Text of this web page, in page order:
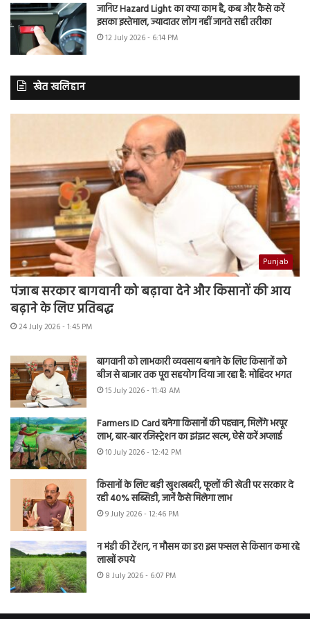
जानिए Hazard Light का क्या काम है, कब और कैसे करें
इसका इस्तेमाल, ज्यादातर लोग नहीं जानते सही तरीका
12 July 2026 - 6:14 PM
खेत खलिहान
Punjab
पंजाब सरकार बागवानी को बढ़ावा देने और किसानों की आय
बढ़ाने के लिए प्रतिबद्ध
24 July 2026 - 1:45 PM
बागवानी को लाभकारी व्यवसाय बनाने के लिए किसानों को
बीज से बाजार तक पूरा सहयोग दिया जा रहा है: मोहिंदर भगत
15 July 2026 - 11:43 AM
Farmers ID Card बनेगा किसानों की पहचान, मिलेंगे भरपूर
लाभ, बार-बार रजिस्ट्रेशन का झंझट खत्म, ऐसे करें अप्लाई
10 July 2026 - 12:42 PM
किसानों के लिए बड़ी खुशखबरी, फूलों की खेती पर सरकार दे
रही 40% सब्सिडी, जानें कैसे मिलेगा लाभ
9 July 2026 - 12:46 PM
न मंडी की टेंशन, न मौसम का डर! इस फसल से किसान कमा रहे
लाखों रुपये
8 July 2026 - 6:07 PM